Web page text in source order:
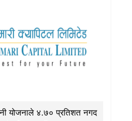
योजनाले ४.७० प्रतिशत नगद